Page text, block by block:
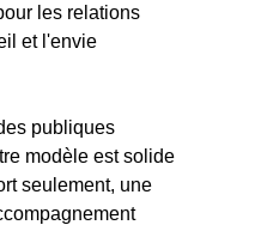
les relations
et l'envie
publiques
modèle est solide
seulement, une